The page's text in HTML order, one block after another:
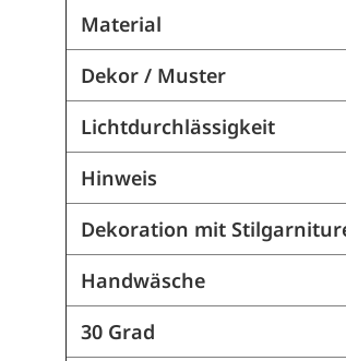
Material
Dekor / Muster
Lichtdurchlässigkeit
Hinweis
Dekoration mit
Handwäsche
30 Grad